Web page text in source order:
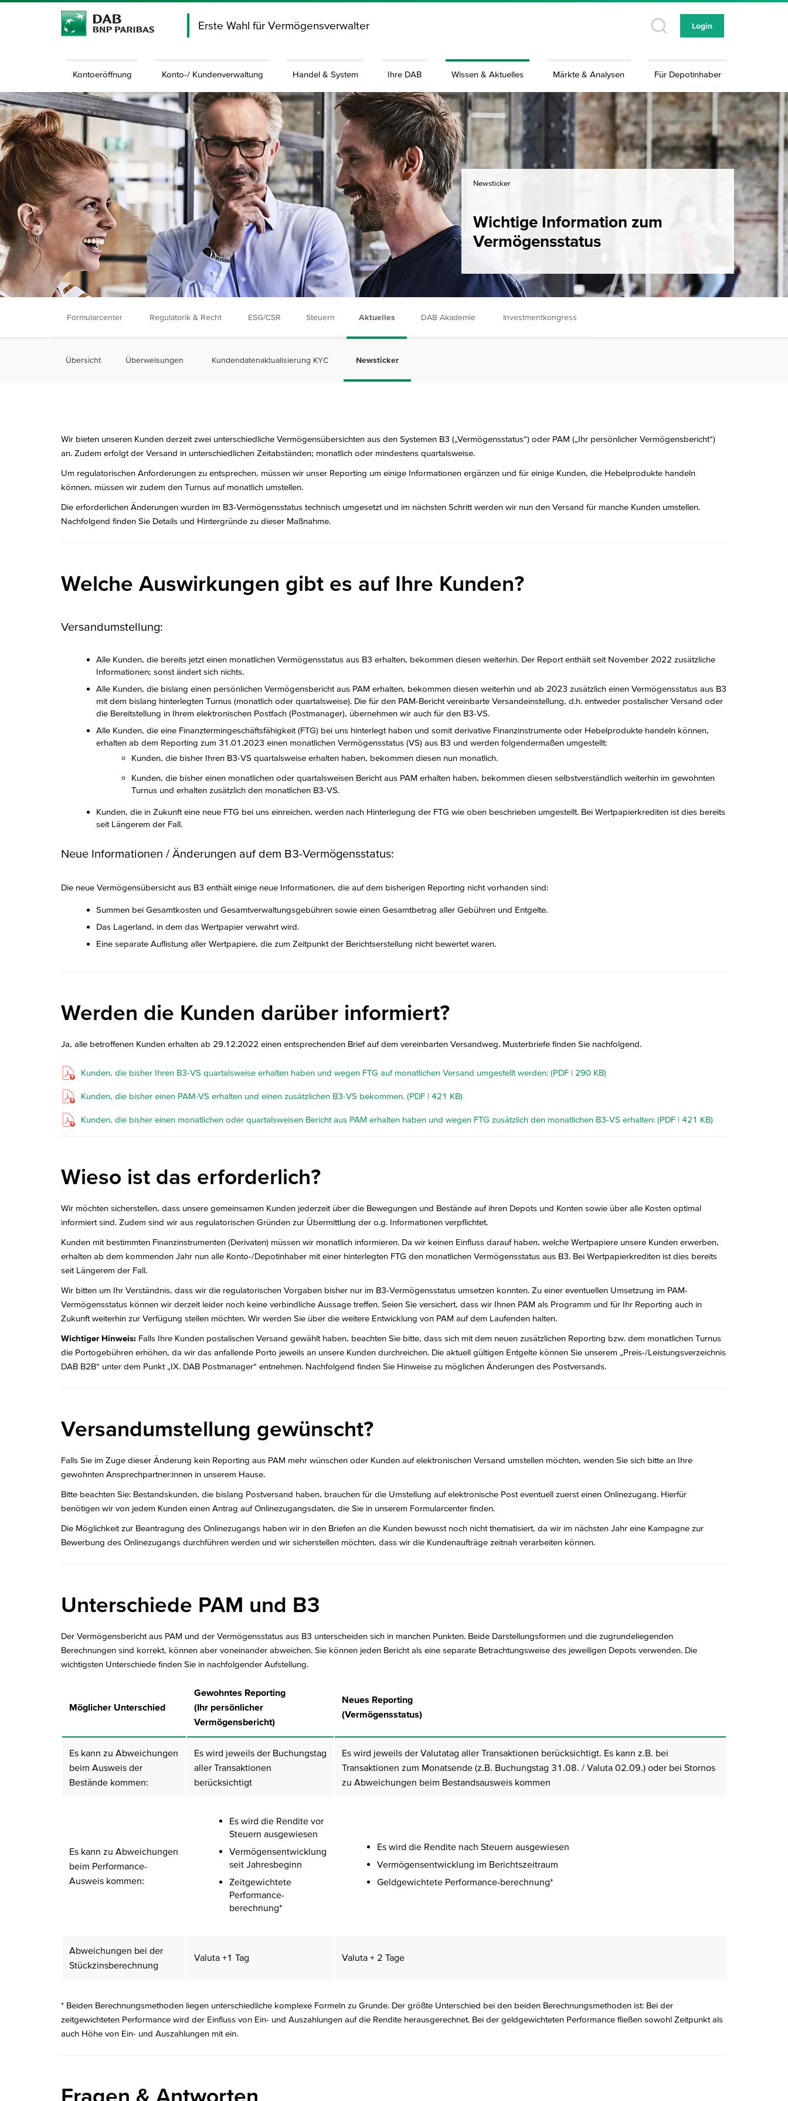
Erste Wahl für Vermögensverwalter Login
Kontoeröffnung Konto-/ Kundenverwaltung Handel & System Ihre DAB Wissen & Aktuelles Märkte & Analysen Für Depotinhaber
Newsticker
Wichtige Information zum
Vermögensstatus
Formularcenter Regulatorik & Recht ESG/CSR Steuern Aktuelles DAB Akademie Investmentkongress
Übersicht Überweisungen Kundendatenaktualisierung KYC Newsticker
Wir bieten unseren Kunden derzeit zwei unterschiedliche Vermögensübersichten aus den Systemen B3 („Vermögensstatus“) oder PAM („Ihr persönlicher Vermögensbericht“)
an. Zudem erfolgt der Versand in unterschiedlichen Zeitabständen; monatlich oder mindestens quartalsweise.
Um regulatorischen Anforderungen zu entsprechen, müssen wir unser Reporting um einige Informationen ergänzen und für einige Kunden, die Hebelprodukte handeln
können, müssen wir zudem den Turnus auf monatlich umstellen.
Die erforderlichen Änderungen wurden im B3-Vermögensstatus technisch umgesetzt und im nächsten Schritt werden wir nun den Versand für manche Kunden umstellen.
Nachfolgend finden Sie Details und Hintergründe zu dieser Maßnahme.
Welche Auswirkungen gibt es auf Ihre Kunden?
Versandumstellung:
Alle Kunden, die bereits jetzt einen monatlichen Vermögensstatus aus B3 erhalten, bekommen diesen weiterhin. Der Report enthält seit November 2022 zusätzliche
Informationen; sonst ändert sich nichts.
Alle Kunden, die bislang einen persönlichen Vermögensbericht aus PAM erhalten, bekommen diesen weiterhin und ab 2023 zusätzlich einen Vermögensstatus aus B3
mit dem bislang hinterlegten Turnus (monatlich oder quartalsweise). Die für den PAM-Bericht vereinbarte Versandeinstellung, d.h. entweder postalischer Versand oder
die Bereitstellung in Ihrem elektronischen Postfach (Postmanager), übernehmen wir auch für den B3-VS.
Alle Kunden, die eine Finanztermingeschäftsfähigkeit (FTG) bei uns hinterlegt haben und somit derivative Finanzinstrumente oder Hebelprodukte handeln können,
erhalten ab dem Reporting zum 31.01.2023 einen monatlichen Vermögensstatus (VS) aus B3 und werden folgendermaßen umgestellt:
Kunden, die bisher Ihren B3-VS quartalsweise erhalten haben, bekommen diesen nun monatlich.
Kunden, die bisher einen monatlichen oder quartalsweisen Bericht aus PAM erhalten haben, bekommen diesen selbstverständlich weiterhin im gewohnten
Turnus und erhalten zusätzlich den monatlichen B3-VS.
Kunden, die in Zukunft eine neue FTG bei uns einreichen, werden nach Hinterlegung der FTG wie oben beschrieben umgestellt. Bei Wertpapierkrediten ist dies bereits
seit Längerem der Fall.
Neue Informationen / Änderungen auf dem B3-Vermögensstatus:
Die neue Vermögensübersicht aus B3 enthält einige neue Informationen, die auf dem bisherigen Reporting nicht vorhanden sind:
Summen bei Gesamtkosten und Gesamtverwaltungsgebühren sowie einen Gesamtbetrag aller Gebühren und Entgelte.
Das Lagerland, in dem das Wertpapier verwahrt wird.
Eine separate Auflistung aller Wertpapiere, die zum Zeitpunkt der Berichtserstellung nicht bewertet waren.
Werden die Kunden darüber informiert?
Ja, alle betroffenen Kunden erhalten ab 29.12.2022 einen entsprechenden Brief auf dem vereinbarten Versandweg. Musterbriefe finden Sie nachfolgend.
Kunden, die bisher Ihren B3-VS quartalsweise erhalten haben und wegen FTG auf monatlichen Versand umgestellt werden: (PDF | 290 KB)
Kunden, die bisher einen PAM-VS erhalten und einen zusätzlichen B3-VS bekommen. (PDF | 421 KB)
Kunden, die bisher einen monatlichen oder quartalsweisen Bericht aus PAM erhalten haben und wegen FTG zusätzlich den monatlichen B3-VS erhalten: (PDF | 421 KB)
Wieso ist das erforderlich?
Wir möchten sicherstellen, dass unsere gemeinsamen Kunden jederzeit über die Bewegungen und Bestände auf ihren Depots und Konten sowie über alle Kosten optimal
informiert sind. Zudem sind wir aus regulatorischen Gründen zur Übermittlung der o.g. Informationen verpflichtet.
Kunden mit bestimmten Finanzinstrumenten (Derivaten) müssen wir monatlich informieren. Da wir keinen Einfluss darauf haben, welche Wertpapiere unsere Kunden erwerben,
erhalten ab dem kommenden Jahr nun alle Konto-/Depotinhaber mit einer hinterlegten FTG den monatlichen Vermögensstatus aus B3. Bei Wertpapierkrediten ist dies bereits
seit Längerem der Fall.
Wir bitten um Ihr Verständnis, dass wir die regulatorischen Vorgaben bisher nur im B3-Vermögensstatus umsetzen konnten. Zu einer eventuellen Umsetzung im PAM-
Vermögensstatus können wir derzeit leider noch keine verbindliche Aussage treffen. Seien Sie versichert, dass wir Ihnen PAM als Programm und für Ihr Reporting auch in
Zukunft weiterhin zur Verfügung stellen möchten. Wir werden Sie über die weitere Entwicklung von PAM auf dem Laufenden halten.
Wichtiger Hinweis: Falls Ihre Kunden postalischen Versand gewählt haben, beachten Sie bitte, dass sich mit dem neuen zusätzlichen Reporting bzw. dem monatlichen Turnus
die Portogebühren erhöhen, da wir das anfallende Porto jeweils an unsere Kunden durchreichen. Die aktuell gültigen Entgelte können Sie unserem „Preis-/Leistungsverzeichnis
DAB B2B“ unter dem Punkt „IX. DAB Postmanager“ entnehmen. Nachfolgend finden Sie Hinweise zu möglichen Änderungen des Postversands.
Versandumstellung gewünscht?
Falls Sie im Zuge dieser Änderung kein Reporting aus PAM mehr wünschen oder Kunden auf elektronischen Versand umstellen möchten, wenden Sie sich bitte an Ihre
gewohnten Ansprechpartner:innen in unserem Hause.
Bitte beachten Sie: Bestandskunden, die bislang Postversand haben, brauchen für die Umstellung auf elektronische Post eventuell zuerst einen Onlinezugang. Hierfür
benötigen wir von jedem Kunden einen Antrag auf Onlinezugangsdaten, die Sie in unserem Formularcenter finden.
Die Möglichkeit zur Beantragung des Onlinezugangs haben wir in den Briefen an die Kunden bewusst noch nicht thematisiert, da wir im nächsten Jahr eine Kampagne zur
Bewerbung des Onlinezugangs durchführen werden und wir sicherstellen möchten, dass wir die Kundenaufträge zeitnah verarbeiten können.
Unterschiede PAM und B3
Der Vermögensbericht aus PAM und der Vermögensstatus aus B3 unterscheiden sich in manchen Punkten. Beide Darstellungsformen und die zugrundeliegenden
Berechnungen sind korrekt, können aber voneinander abweichen. Sie können jeden Bericht als eine separate Betrachtungsweise des jeweiligen Depots verwenden. Die
wichtigsten Unterschiede finden Sie in nachfolgender Aufstellung.
Möglicher Unterschied
Gewohntes Reporting
(Ihr persönlicher
Vermögensbericht)
Neues Reporting
(Vermögensstatus)
Es kann zu Abweichungen
beim Ausweis der
Bestände kommen:
Es wird jeweils der Buchungstag
aller Transaktionen
berücksichtigt
Es wird jeweils der Valutatag aller Transaktionen berücksichtigt. Es kann z.B. bei
Transaktionen zum Monatsende (z.B. Buchungstag 31.08. / Valuta 02.09.) oder bei Stornos
zu Abweichungen beim Bestandsausweis kommen
Es kann zu Abweichungen
beim Performance-
Ausweis kommen:
Es wird die Rendite vor
Steuern ausgewiesen
Vermögensentwicklung
seit Jahresbeginn
Zeitgewichtete
Performance-
berechnung*
Es wird die Rendite nach Steuern ausgewiesen
Vermögensentwicklung im Berichtszeitraum
Geldgewichtete Performance-berechnung*
Abweichungen bei der
Stückzinsberechnung
Valuta +1 Tag Valuta + 2 Tage
* Beiden Berechnungsmethoden liegen unterschiedliche komplexe Formeln zu Grunde. Der größte Unterschied bei den beiden Berechnungsmethoden ist: Bei der
zeitgewichteten Performance wird der Einfluss von Ein- und Auszahlungen auf die Rendite herausgerechnet. Bei der geldgewichteten Performance fließen sowohl Zeitpunkt als
auch Höhe von Ein- und Auszahlungen mit ein.
Fragen & Antworten